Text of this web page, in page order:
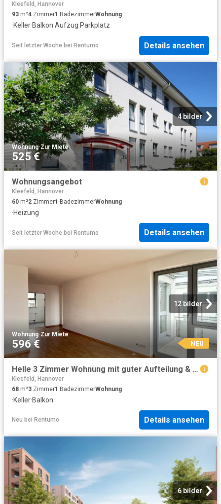
Kleefeld, Hannover
93 m²4 Zimmer1 BadezimmerWohnung
·Keller·Balkon·Aufzug·Parkplatz
Seit letzter Woche bei Rentumo Details ansehen
4 bilder
Wohnung·Zur Miete
525 €
Wohnungsangebot
Kleefeld, Hannover
60 m²2 Zimmer1 BadezimmerWohnung
·Heizung
Seit letzter Woche bei Rentumo Details ansehen
12 bilder
Wohnung·Zur Miete
596 € NEU
Helle 3 Zimmer Wohnung mit guter Aufteilung & Balkon
Kleefeld, Hannover
68 m²3 Zimmer1 BadezimmerWohnung
·Keller·Balkon
Neu bei Rentumo Details ansehen
6 bilder